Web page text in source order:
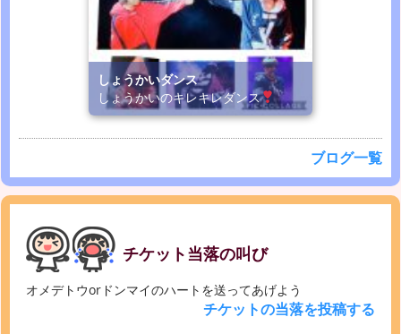
しょうかいダンス
しょうかいのキレキレダンス
ブログ一覧
チケット当落の叫び
オメデトウorドンマイのハートを送ってあげよう
チケットの当落を投稿する